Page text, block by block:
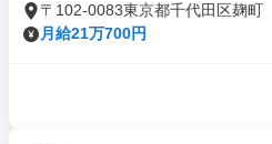
〒102-0083東京都千代田区麹町
月給21万700円